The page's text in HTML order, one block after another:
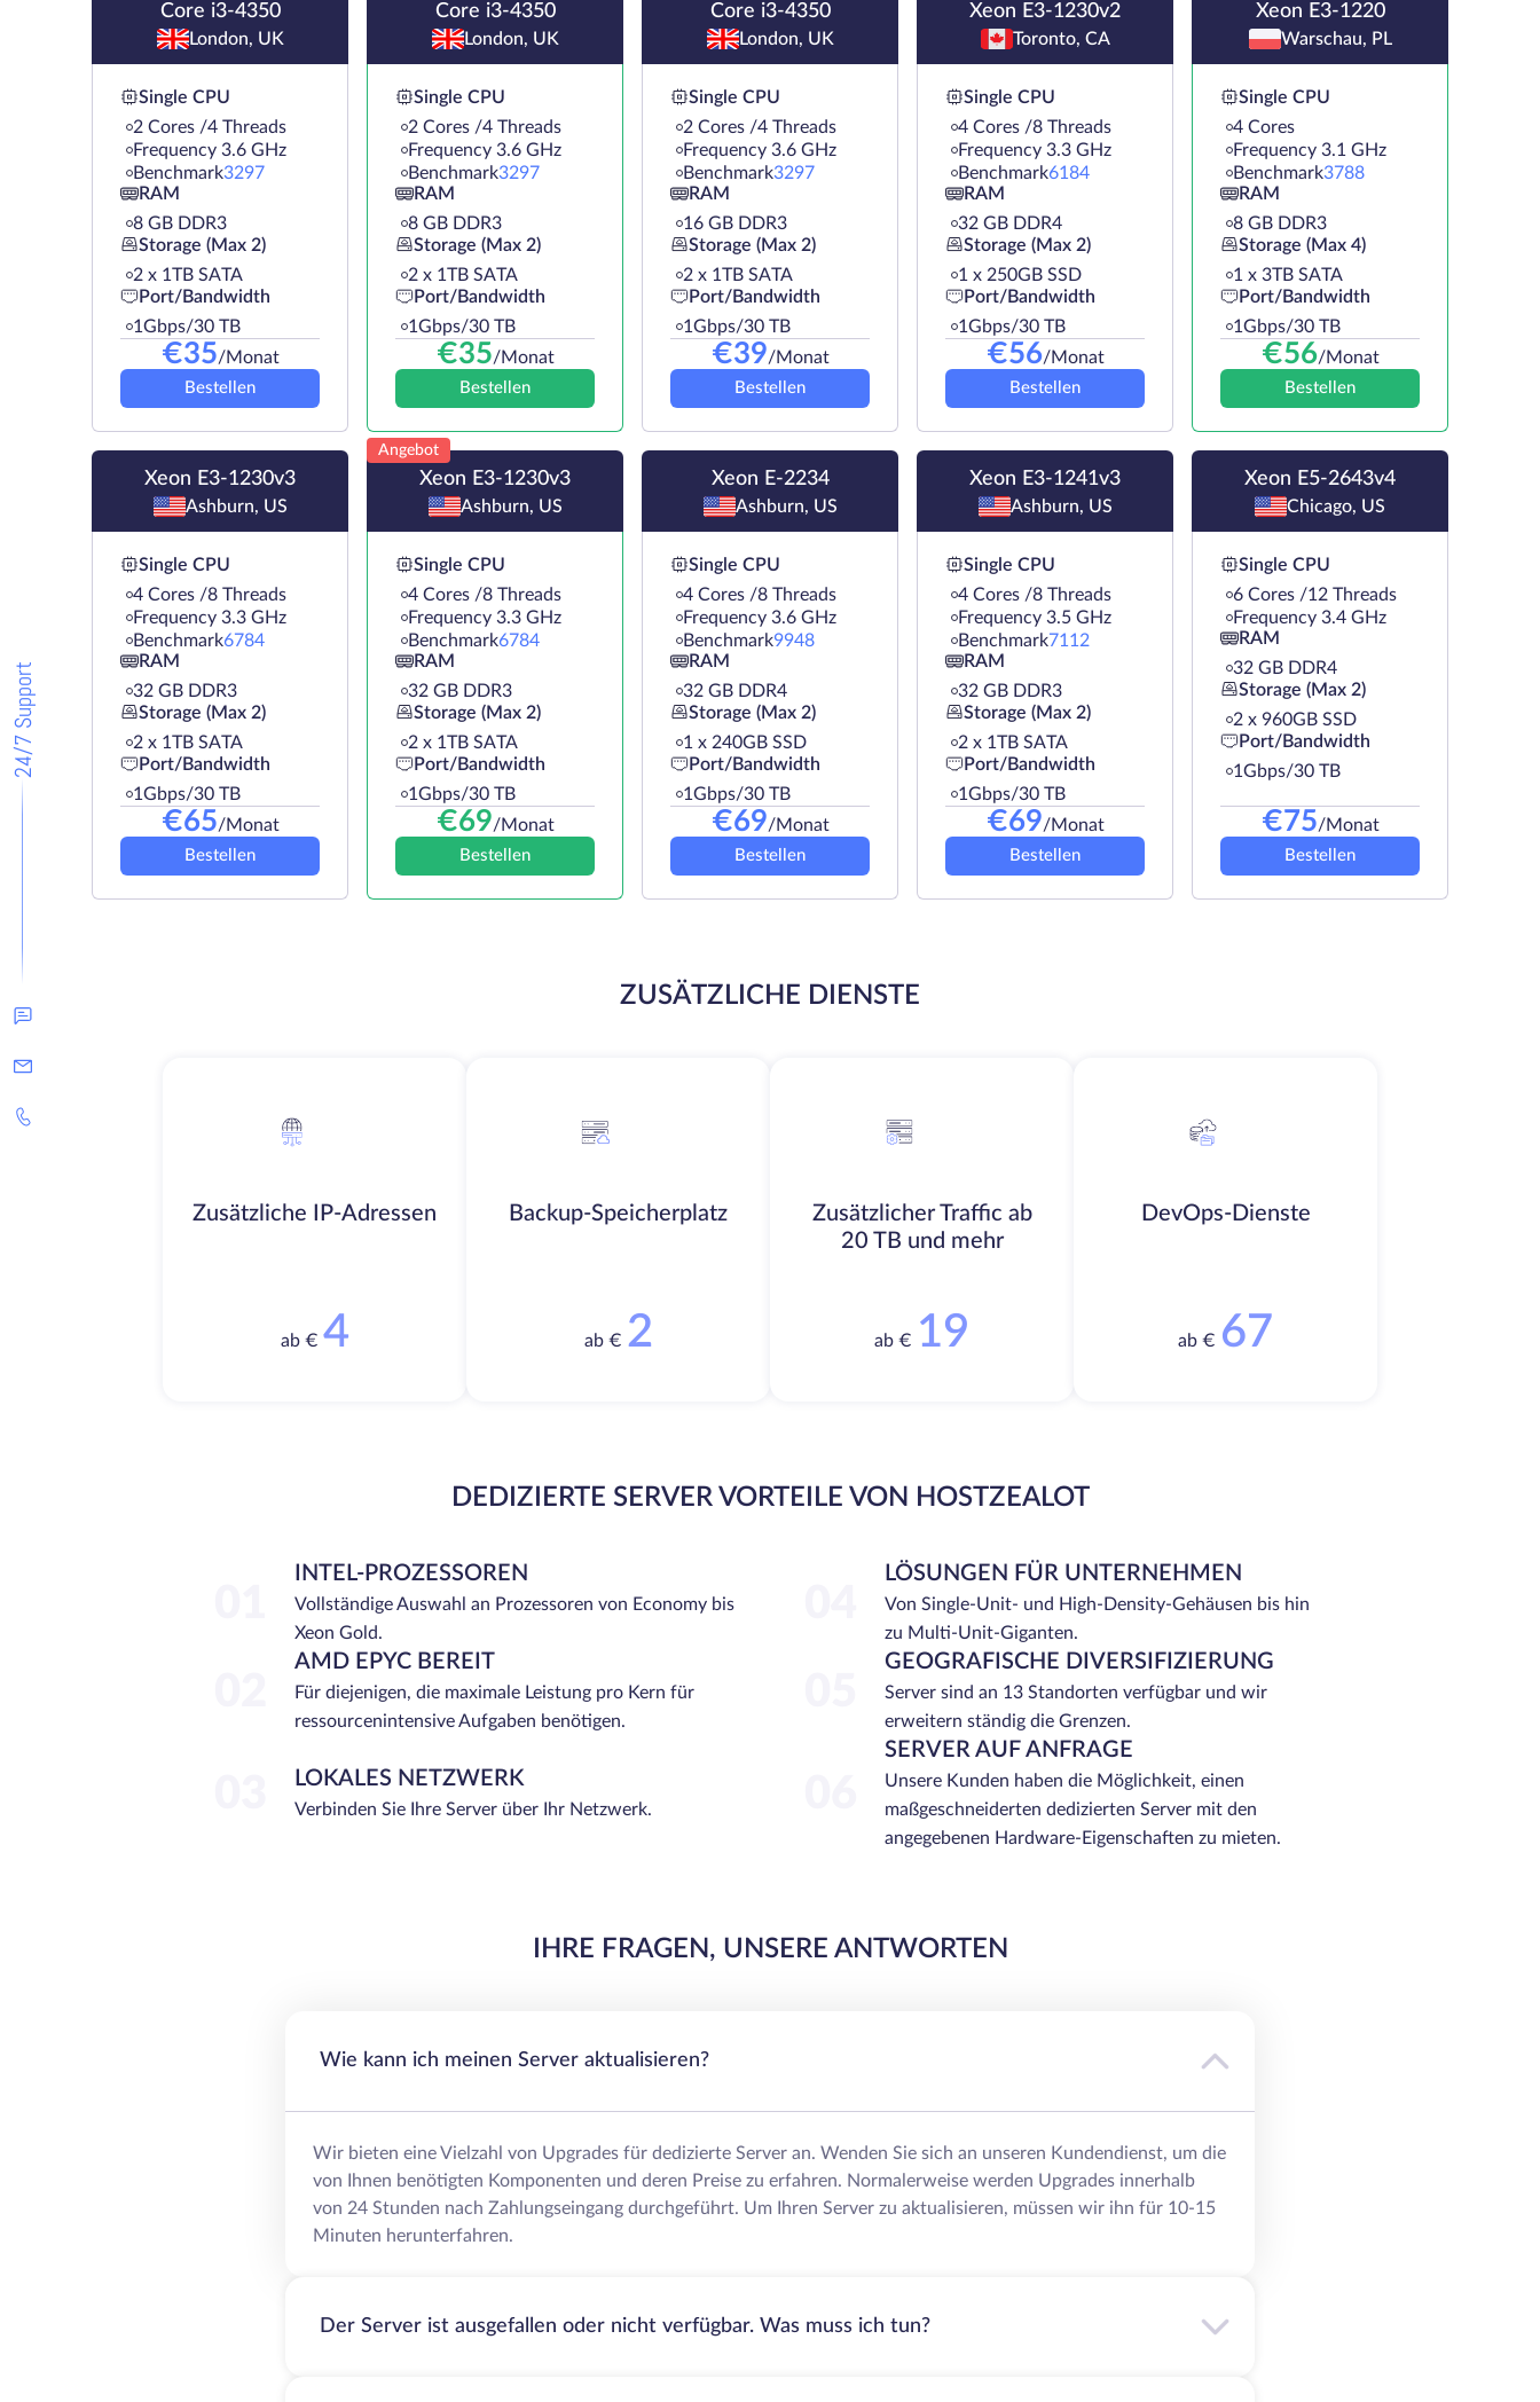
24/7 Support
Core i3-4350
London, UK
Single CPU
2 Cores /4 Threads
Frequency 3.6 GHz
Benchmark3297
RAM
8 GB DDR3
Storage (Max 2)
2 х 1TB SATA
Port/Bandwidth
1Gbps/30 TB
€35/Monat
Bestellen
Core i3-4350
London, UK
Single CPU
2 Cores /4 Threads
Frequency 3.6 GHz
Benchmark3297
RAM
8 GB DDR3
Storage (Max 2)
2 х 1TB SATA
Port/Bandwidth
1Gbps/30 TB
€35/Monat
Bestellen
Core i3-4350
London, UK
Single CPU
2 Cores /4 Threads
Frequency 3.6 GHz
Benchmark3297
RAM
16 GB DDR3
Storage (Max 2)
2 х 1TB SATA
Port/Bandwidth
1Gbps/30 TB
€39/Monat
Bestellen
Xeon E3-1230v2
Toronto, CA
Single CPU
4 Cores /8 Threads
Frequency 3.3 GHz
Benchmark6184
RAM
32 GB DDR4
Storage (Max 2)
1 х 250GB SSD
Port/Bandwidth
1Gbps/30 TB
€56/Monat
Bestellen
Xeon E3-1220
Warschau, PL
Single CPU
4 Cores
Frequency 3.1 GHz
Benchmark3788
RAM
8 GB DDR3
Storage (Max 4)
1 х 3TB SATA
Port/Bandwidth
1Gbps/30 TB
€56/Monat
Bestellen
Xeon E3-1230v3
Ashburn, US
Single CPU
4 Cores /8 Threads
Frequency 3.3 GHz
Benchmark6784
RAM
32 GB DDR3
Storage (Max 2)
2 х 1TB SATA
Port/Bandwidth
1Gbps/30 TB
€65/Monat
Bestellen
Angebot
Xeon E3-1230v3
Ashburn, US
Single CPU
4 Cores /8 Threads
Frequency 3.3 GHz
Benchmark6784
RAM
32 GB DDR3
Storage (Max 2)
2 х 1TB SATA
Port/Bandwidth
1Gbps/30 TB
€69/Monat
Bestellen
Xeon E-2234
Ashburn, US
Single CPU
4 Cores /8 Threads
Frequency 3.6 GHz
Benchmark9948
RAM
32 GB DDR4
Storage (Max 2)
1 х 240GB SSD
Port/Bandwidth
1Gbps/30 TB
€69/Monat
Bestellen
Xeon E3-1241v3
Ashburn, US
Single CPU
4 Cores /8 Threads
Frequency 3.5 GHz
Benchmark7112
RAM
32 GB DDR3
Storage (Max 2)
2 х 1TB SATA
Port/Bandwidth
1Gbps/30 TB
€69/Monat
Bestellen
Xeon E5-2643v4
Chicago, US
Single CPU
6 Cores /12 Threads
Frequency 3.4 GHz
RAM
32 GB DDR4
Storage (Max 2)
2 х 960GB SSD
Port/Bandwidth
1Gbps/30 TB
€75/Monat
Bestellen
ZUSÄTZLICHE DIENSTE
Zusätzliche IP-Adressen
ab € 4
Backup-Speicherplatz
ab € 2
Zusätzlicher Traffic ab
20 TB und mehr
ab € 19
DevOps-Dienste
ab € 67
DEDIZIERTE SERVER VORTEILE VON HOSTZEALOT
INTEL-PROZESSOREN
Vollständige Auswahl an Prozessoren von Economy bis
Xeon Gold.
LÖSUNGEN FÜR UNTERNEHMEN
Von Single-Unit- und High-Density-Gehäusen bis hin
zu Multi-Unit-Giganten.
AMD EPYC BEREIT
Für diejenigen, die maximale Leistung pro Kern für
ressourcenintensive Aufgaben benötigen.
GEOGRAFISCHE DIVERSIFIZIERUNG
Server sind an 13 Standorten verfügbar und wir
erweitern ständig die Grenzen.
LOKALES NETZWERK
Verbinden Sie Ihre Server über Ihr Netzwerk.
SERVER AUF ANFRAGE
Unsere Kunden haben die Möglichkeit, einen
maßgeschneiderten dedizierten Server mit den
angegebenen Hardware-Eigenschaften zu mieten.
IHRE FRAGEN, UNSERE ANTWORTEN
Wie kann ich meinen Server aktualisieren?
Wir bieten eine Vielzahl von Upgrades für dedizierte Server an. Wenden Sie sich an unseren Kundendienst, um die
von Ihnen benötigten Komponenten und deren Preise zu erfahren. Normalerweise werden Upgrades innerhalb
von 24 Stunden nach Zahlungseingang durchgeführt. Um Ihren Server zu aktualisieren, müssen wir ihn für 10-15
Minuten herunterfahren.
Der Server ist ausgefallen oder nicht verfügbar. Was muss ich tun?